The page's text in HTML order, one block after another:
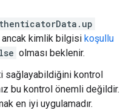
ancak kimlik bilgisi koşullu
olması beklenir.
sağlayabildiğini kontrol
bu kontrol önemli değildir.
en iyi uygulamadır.